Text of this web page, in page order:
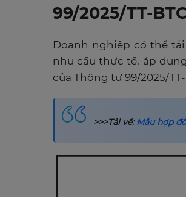
99/2025/TT-
Doanh nghiệp có thể
nhu cầu thực tế, áp
của Thông tư 99/2025/TT-
>>>Tải về:Mẫu hợp